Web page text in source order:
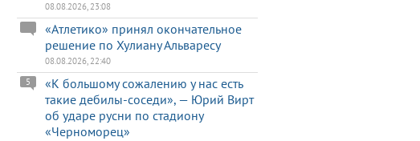
08.08.2026, 23:08
«Атлетико» принял окончательное
решение по Хулиану Альваресу
08.08.2026, 22:40
«К большому сожалению у нас есть
такие дебилы-соседи», — Юрий Вирт
об ударе русни по стадиону
«Черноморец»
5